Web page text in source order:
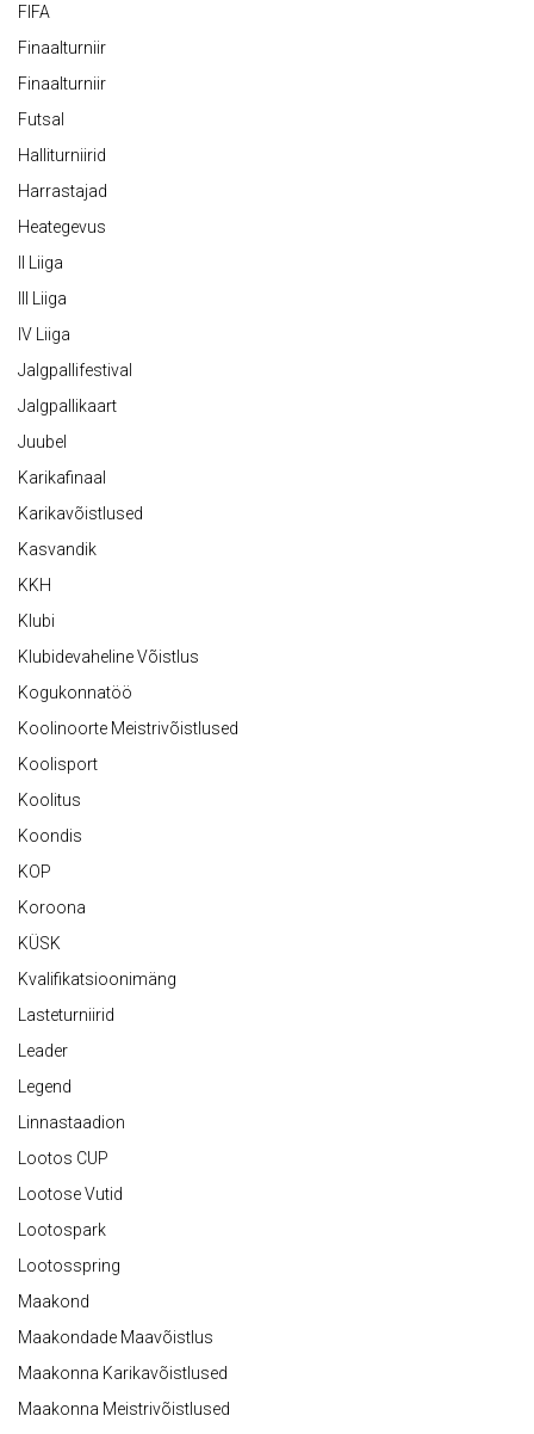
FIFA
Finaalturniir
Finaalturniir
Futsal
Halliturniirid
Harrastajad
Heategevus
II Liiga
III Liiga
IV Liiga
Jalgpallifestival
Jalgpallikaart
Juubel
Karikafinaal
Karikavõistlused
Kasvandik
KKH
Klubi
Klubidevaheline Võistlus
Kogukonnatöö
Koolinoorte Meistrivõistlused
Koolisport
Koolitus
Koondis
KOP
Koroona
KÜSK
Kvalifikatsioonimäng
Lasteturniirid
Leader
Legend
Linnastaadion
Lootos CUP
Lootose Vutid
Lootospark
Lootosspring
Maakond
Maakondade Maavõistlus
Maakonna Karikavõistlused
Maakonna Meistrivõistlused